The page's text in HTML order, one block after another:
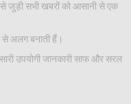
जुड़ी सभी खबरों को आसानी से एक
से अलग बनाती हैं।
उपयोगी जानकारी साफ और सरल